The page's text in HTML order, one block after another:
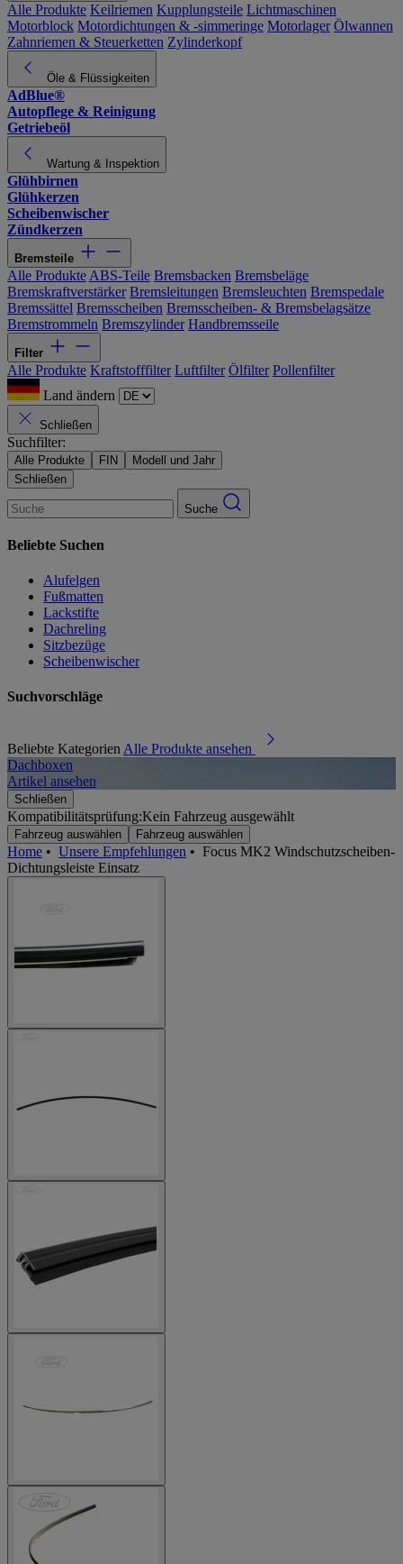
Alle Produkte Keilriemen Kupplungsteile Lichtmaschinen
Motorblock Motordichtungen & -simmeringe Motorlager Ölwannen
Zahnriemen & Steuerketten Zylinderkopf
Öle & Flüssigkeiten
AdBlue®
Autopflege & Reinigung
Getriebeöl
Wartung & Inspektion
Glühbirnen
Glühkerzen
Scheibenwischer
Zündkerzen
Bremsteile
Alle Produkte ABS-Teile Bremsbacken Bremsbeläge
Bremskraftverstärker Bremsleitungen Bremsleuchten Bremspedale
Bremssättel Bremsscheiben Bremsscheiben- & Bremsbelagsätze
Bremstrommeln Bremszylinder Handbremsseile
Filter
Alle Produkte Kraftstofffilter Luftfilter Ölfilter Pollenfilter
Land ändern
Schließen
Suchfilter:
Alle Produkte FIN
Modell und Jahr
Schließen
Suche
Beliebte Suchen
Alufelgen
Fußmatten
Lackstifte
Dachreling
Sitzbezüge
Scheibenwischer
Suchvorschläge
Beliebte Kategorien Alle Produkte ansehen
Dachboxen
Artikel ansehen
Schließen
Kompatibilitätsprüfung:Kein Fahrzeug ausgewählt
Fahrzeug auswählen Fahrzeug auswählen
Home • Unsere Empfehlungen • Focus MK2 Windschutzscheiben-
Dichtungsleiste Einsatz